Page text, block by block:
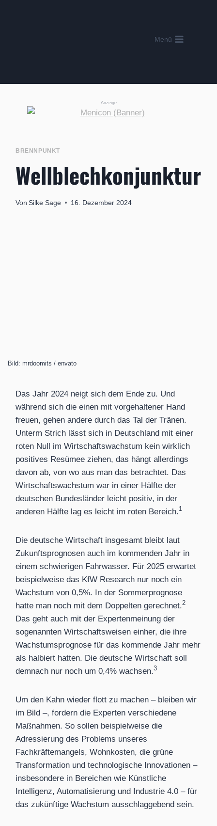
Menü
Anzeige
BRENNPUNKT
Wellblechkonjunktur
Von Silke Sage 16. Dezember 2024
Bild: mrdoomits / envato
Das Jahr 2024 neigt sich dem Ende zu. Und
während sich die einen mit vorgehaltener Hand
freuen, gehen andere durch das Tal der Tränen.
Unterm Strich lässt sich in Deutschland mit einer
roten Null im Wirtschaftswachstum kein wirklich
positives Resümee ziehen, das hängt allerdings
davon ab, von wo aus man das betrachtet. Das
Wirtschaftswachstum war in einer Hälfte der
deutschen Bundesländer leicht positiv, in der
anderen Hälfte lag es leicht im roten Bereich.1
Die deutsche Wirtschaft insgesamt bleibt laut
Zukunftsprognosen auch im kommenden Jahr in
einem schwierigen Fahrwasser. Für 2025 erwartet
beispielweise das KfW Research nur noch ein
Wachstum von 0,5%. In der Sommerprognose
hatte man noch mit dem Doppelten gerechnet.2
Das geht auch mit der Expertenmeinung der
sogenannten Wirtschaftsweisen einher, die ihre
Wachstumsprognose für das kommende Jahr mehr
als halbiert hatten. Die deutsche Wirtschaft soll
demnach nur noch um 0,4% wachsen.3
Um den Kahn wieder flott zu machen – bleiben wir
im Bild –, fordern die Experten verschiedene
Maßnahmen. So sollen beispielweise die
Adressierung des Problems unseres
Fachkräftemangels, Wohnkosten, die grüne
Transformation und technologische Innovationen –
insbesondere in Bereichen wie Künstliche
Intelligenz, Automatisierung und Industrie 4.0 – für
das zukünftige Wachstum ausschlaggebend sein.